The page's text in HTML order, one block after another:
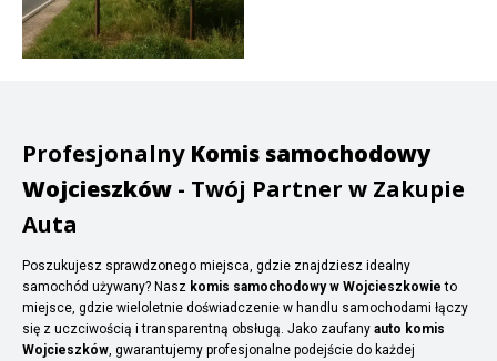
Profesjonalny Komis samochodowy
Wojcieszków - Twój Partner w Zakupie
Auta
Poszukujesz sprawdzonego miejsca, gdzie znajdziesz idealny
samochód używany? Nasz komis samochodowy w Wojcieszkowie to
miejsce, gdzie wieloletnie doświadczenie w handlu samochodami łączy
się z uczciwością i transparentną obsługą. Jako zaufany auto komis
Wojcieszków, gwarantujemy profesjonalne podejście do każdej